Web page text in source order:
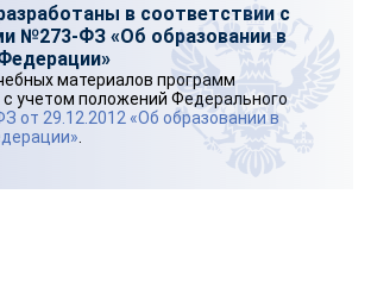
в соответствии с
№273-ФЗ «Об образовании в
материалов программ
учетом положений Федерального
от 29.12.2012 «Об образовании в